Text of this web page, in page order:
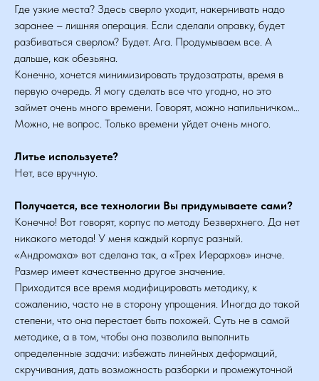
Где узкие места? Здесь сверло уходит, накернивать надо
заранее – лишняя операция. Если сделали оправку, будет
разбиваться сверлом? Будет. Ага. Продумываем все. А
дальше, как обезьяна.
Конечно, хочется минимизировать трудозатраты, время в
первую очередь. Я могу сделать все что угодно, но это
займет очень много времени. Говорят, можно напильничком…
Можно, не вопрос. Только времени уйдет очень много.
Литье используете?
Нет, все вручную.
Получается, все технологии Вы придумываете сами?
Конечно! Вот говорят, корпус по методу Безверхнего. Да нет
никакого метода! У меня каждый корпус разный.
«Андромаха» вот сделана так, а «Трех Иерархов» иначе.
Размер имеет качественно другое значение.
Приходится все время модифицировать методику, к
сожалению, часто не в сторону упрощения. Иногда до такой
степени, что она перестает быть похожей. Суть не в самой
методике, а в том, чтобы она позволила выполнить
определенные задачи: избежать линейных деформаций,
скручивания, дать возможность разборки и промежуточной